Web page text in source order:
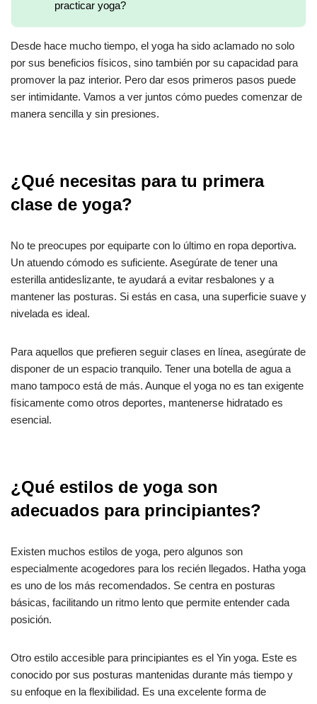
practicar yoga?
Desde hace mucho tiempo, el yoga ha sido aclamado no solo
por sus beneficios físicos, sino también por su capacidad para
promover la paz interior. Pero dar esos primeros pasos puede
ser intimidante. Vamos a ver juntos cómo puedes comenzar de
manera sencilla y sin presiones.
¿Qué necesitas para tu primera
clase de yoga?
No te preocupes por equiparte con lo último en ropa deportiva.
Un atuendo cómodo es suficiente. Asegúrate de tener una
esterilla antideslizante, te ayudará a evitar resbalones y a
mantener las posturas. Si estás en casa, una superficie suave y
nivelada es ideal.
Para aquellos que prefieren seguir clases en línea, asegúrate de
disponer de un espacio tranquilo. Tener una botella de agua a
mano tampoco está de más. Aunque el yoga no es tan exigente
físicamente como otros deportes, mantenerse hidratado es
esencial.
¿Qué estilos de yoga son
adecuados para principiantes?
Existen muchos estilos de yoga, pero algunos son
especialmente acogedores para los recién llegados. Hatha yoga
es uno de los más recomendados. Se centra en posturas
básicas, facilitando un ritmo lento que permite entender cada
posición.
Otro estilo accesible para principiantes es el Yin yoga. Este es
conocido por sus posturas mantenidas durante más tiempo y
su enfoque en la flexibilidad. Es una excelente forma de